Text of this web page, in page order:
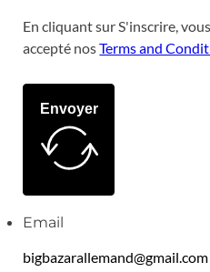
En cliquant sur S'inscrire,
accepté nosTerms and
Envoyer
Email
bigbazarallemand@gmail.com